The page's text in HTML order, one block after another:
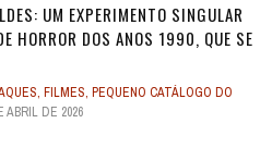
UM EXPERIMENTO SINGULAR
HORROR DOS ANOS 1990, QUE SE
, FILMES, PEQUENO CATÁLOGO DO
ABRIL DE 2026